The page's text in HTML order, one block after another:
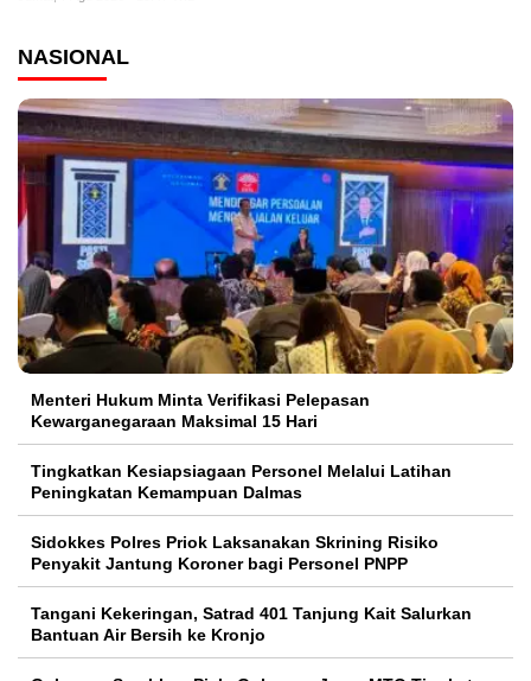
NASIONAL
Menteri Hukum Minta Verifikasi Pelepasan
Kewarganegaraan Maksimal 15 Hari
Tingkatkan Kesiapsiagaan Personel Melalui Latihan
Peningkatan Kemampuan Dalmas
Sidokkes Polres Priok Laksanakan Skrining Risiko
Penyakit Jantung Koroner bagi Personel PNPP
Tangani Kekeringan, Satrad 401 Tanjung Kait Salurkan
Bantuan Air Bersih ke Kronjo